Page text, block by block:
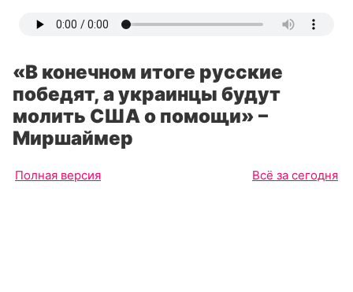
«В конечном итоге русские
победят, а украинцы будут
молить США о помощи» –
Миршаймер
Полная версия Всё за сегодня